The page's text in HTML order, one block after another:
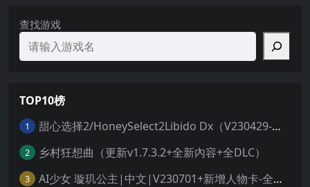
查找游戏
TOP10榜
1 甜心选择2/HoneySelect2Libido Dx（V230429-劳动节追加+520特制巨量MOD整合+VR+新要素+新人物+全DLC）
2 乡村狂想曲（更新v1.7.3.2+全新內容+全DLC）
3 AI少女 璇玑公主|中文|V230701+新增人物卡-全MOD+巨量人物合集+全DLC整合版|188G|解压即撸|